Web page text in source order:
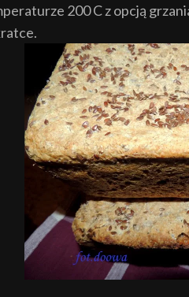
200 C z opcją